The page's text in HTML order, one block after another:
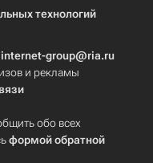
технологий
internet-group@ria.ru
и рекламы
обо всех
формой обратной